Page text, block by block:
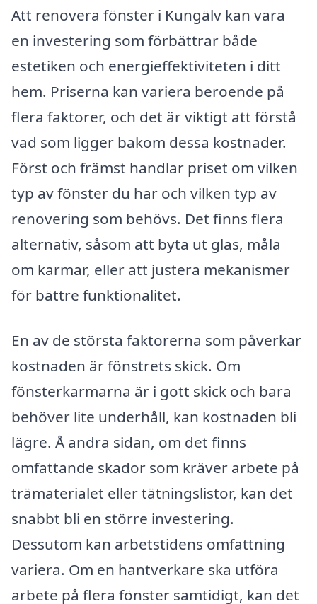
Att renovera fönster i Kungälv kan vara
en investering som förbättrar både
estetiken och energieffektiviteten i ditt
hem. Priserna kan variera beroende på
flera faktorer, och det är viktigt att förstå
vad som ligger bakom dessa kostnader.
Först och främst handlar priset om vilken
typ av fönster du har och vilken typ av
renovering som behövs. Det finns flera
alternativ, såsom att byta ut glas, måla
om karmar, eller att justera mekanismer
för bättre funktionalitet.
En av de största faktorerna som påverkar
kostnaden är fönstrets skick. Om
fönsterkarmarna är i gott skick och bara
behöver lite underhåll, kan kostnaden bli
lägre. Å andra sidan, om det finns
omfattande skador som kräver arbete på
trämaterialet eller tätningslistor, kan det
snabbt bli en större investering.
Dessutom kan arbetstidens omfattning
variera. Om en hantverkare ska utföra
arbete på flera fönster samtidigt, kan det